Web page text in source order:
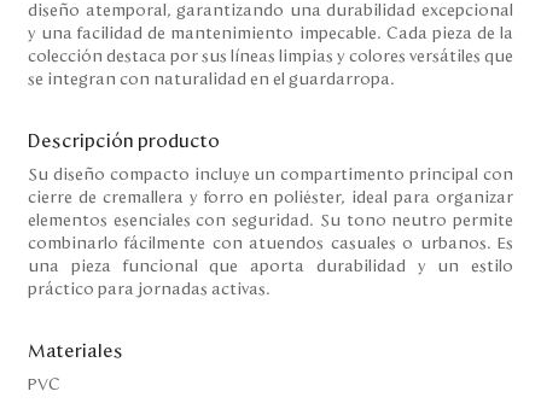
Blog
Servicio al cliente
Nuestras Tiendas
Colombia
Costa Rica
Panamá
USA
diseño atemporal, garantizando una durabilidad excepcional
y una facilidad de mantenimiento impecable. Cada pieza de la
colección destaca por sus líneas limpias y colores versátiles que
se integran con naturalidad en el guardarropa.
Descripción producto
Su diseño compacto incluye un compartimento principal con
cierre de cremallera y forro en poliéster, ideal para organizar
elementos esenciales con seguridad. Su tono neutro permite
combinarlo fácilmente con atuendos casuales o urbanos. Es
una pieza funcional que aporta durabilidad y un estilo
práctico para jornadas activas.
Materiales
PVC